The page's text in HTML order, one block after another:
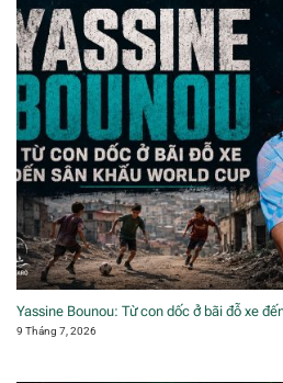
Yassine Bounou: Từ con dốc ở bãi đỗ xe
9 Tháng 7, 2026